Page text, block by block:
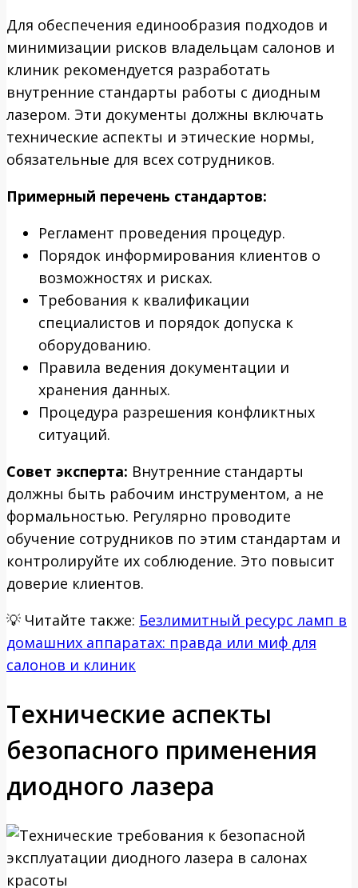
Для обеспечения единообразия подходов и
минимизации рисков владельцам салонов и
клиник рекомендуется разработать
внутренние стандарты работы с диодным
лазером. Эти документы должны включать
технические аспекты и этические нормы,
обязательные для всех сотрудников.
Примерный перечень стандартов:
Регламент проведения процедур.
Порядок информирования клиентов о
возможностях и рисках.
Требования к квалификации
специалистов и порядок допуска к
оборудованию.
Правила ведения документации и
хранения данных.
Процедура разрешения конфликтных
ситуаций.
Совет эксперта: Внутренние стандарты
должны быть рабочим инструментом, а не
формальностью. Регулярно проводите
обучение сотрудников по этим стандартам и
контролируйте их соблюдение. Это повысит
доверие клиентов.
💡 Читайте также: Безлимитный ресурс ламп в
домашних аппаратах: правда или миф для
салонов и клиник
Технические аспекты
безопасного применения
диодного лазера